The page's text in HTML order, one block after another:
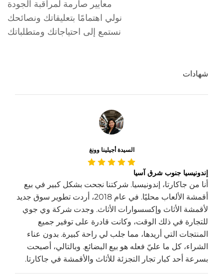
معايير صارمة لمراقبة الجودة
نولي اهتمامًا بتعليقاتك ونصائحك
نستمع إلى احتياجاتك ومتطلباتك
شهادات
السيدة أجيلينا وونغ
إندونيسيا جنوب شرق آسيا
أنا من جاكارتا، إندونيسيا. شركتنا نجحت بشكل كبير في بيع
أقمشة الألعاب محليًا. في عام 2018، أردت تطوير سوق جديد
لأقمشة الأثاث وإكسسوارات الأثاث. وجدت شركة وي جوي
للتجارة في ذلك الوقت، وكانت قادرة على توفير جميع
المنتجات التي أريدها، مما جلب لي راحة كبيرة. بدون عناء
الشراء، كل ما عليّ فعله هو بيع البضائع. وبالتالي، أصبحت
بسرعة أحد كبار تجار التجزئة للأثاث والأقمشة في جاكارتا.